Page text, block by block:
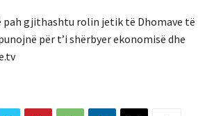
pah gjithashtu rolin jetik të Dhomave të
për t’i shërbyer ekonomisë dhe